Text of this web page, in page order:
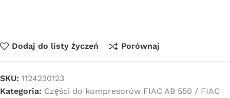
Dodaj do listy życzeń Porównaj
SKU: 1124230123
Kategoria: Części do kompresorów FIAC AB 550 / FIAC